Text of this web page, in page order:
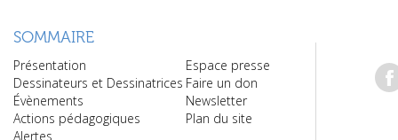
SOMMAIRE
Présentation
Dessinateurs et Dessinatrices
Évènements
Actions pédagogiques
Alertes
Espace presse
Faire un don
Newsletter
Plan du site